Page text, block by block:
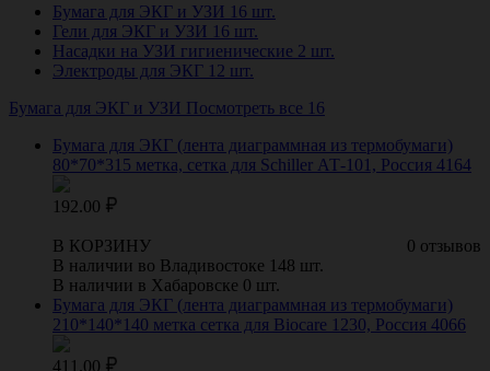
Бумага для ЭКГ и УЗИ 16 шт.
Гели для ЭКГ и УЗИ 16 шт.
Насадки на УЗИ гигиенические 2 шт.
Электроды для ЭКГ 12 шт.
Бумага для ЭКГ и УЗИ Посмотреть все 16
Бумага для ЭКГ (лента диаграммная из термобумаги)
80*70*315 метка, сетка для Schiller АТ-101, Россия 4164
192.00
0 отзывов
В КОРЗИНУ
В наличии во Владивостоке 148 шт.
В наличии в Хабаровске 0 шт.
Бумага для ЭКГ (лента диаграммная из термобумаги)
210*140*140 метка сетка для Biocare 1230, Россия 4066
411.00